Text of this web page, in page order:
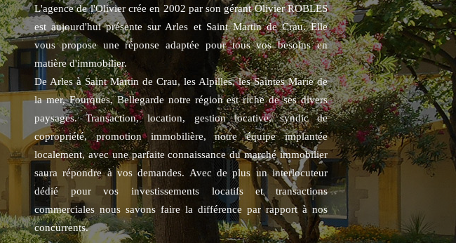
L'agence de l'Olivier crée en 2002 par son gérant Olivier ROBLES
est aujourd'hui présente sur Arles et Saint Martin de Crau. Elle
vous propose une réponse adaptée pour tous vos besoins en
matière d'immobilier.
De Arles à Saint Martin de Crau, les Alpilles, les Saintes Marie de
la mer, Fourques, Bellegarde notre région est riche de ses divers
paysages. Transaction, location, gestion locative, syndic de
copropriété, promotion immobilière, notre équipe implantée
localement, avec une parfaite connaissance du marché immobilier
saura répondre à vos demandes. Avec de plus un interlocuteur
dédié pour vos investissements locatifs et transactions
commerciales nous savons faire la différence par rapport à nos
concurrents.